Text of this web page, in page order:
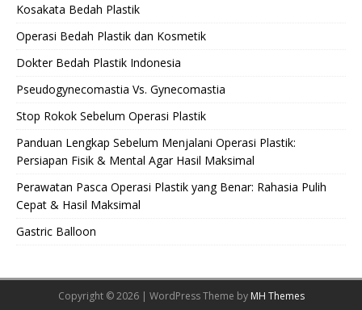
Kosakata Bedah Plastik
Operasi Bedah Plastik dan Kosmetik
Dokter Bedah Plastik Indonesia
Pseudogynecomastia Vs. Gynecomastia
Stop Rokok Sebelum Operasi Plastik
Panduan Lengkap Sebelum Menjalani Operasi Plastik:
Persiapan Fisik & Mental Agar Hasil Maksimal
Perawatan Pasca Operasi Plastik yang Benar: Rahasia Pulih
Cepat & Hasil Maksimal
Gastric Balloon
Copyright © 2026 | WordPress Theme by MH Themes